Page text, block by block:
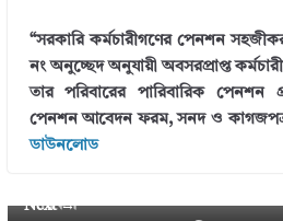
“সরকারি কর্মচারীগণের পেনশন
নং অনুচ্ছেদ অনুযায়ী অবসরপ্রাপ্ত
তার পরিবারের পারিবারিক পেনশন
পেনশন আবেদন ফরম, সনদ ও
ডাউনলোড
← Previous
ম্পর্কে।
Next →